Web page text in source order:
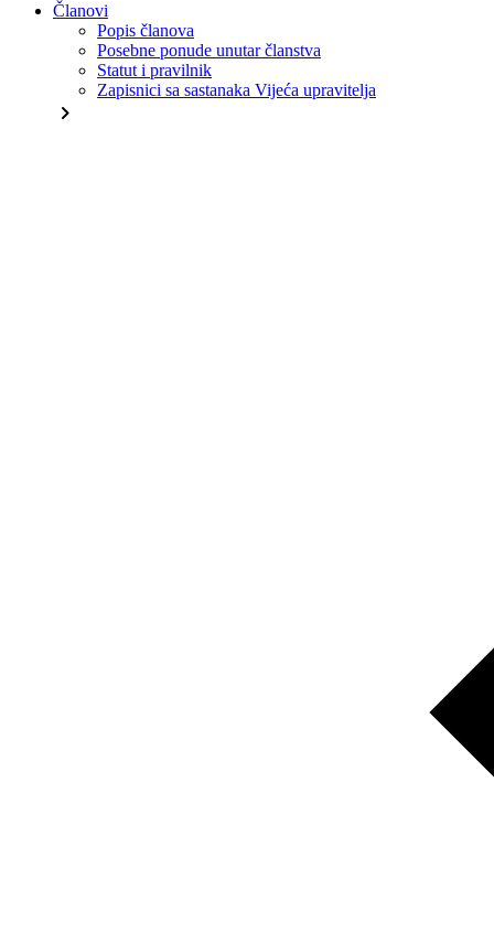
Članovi
Popis članova
Posebne ponude unutar članstva
Statut i pravilnik
Zapisnici sa sastanaka Vijeća upravitelja
chevron_right